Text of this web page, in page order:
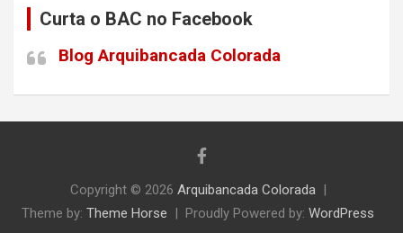
Curta o BAC no Facebook
Blog Arquibancada Colorada
Copyright © 2026 Arquibancada Colorada
Theme by: Theme Horse Proudly Powered by: WordPress